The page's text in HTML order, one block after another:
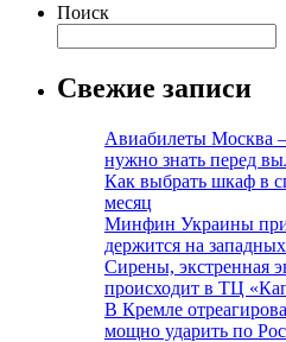
Поиск
Свежие записи
Авиабилеты Москва
нужно знать перед
Как выбрать шкаф в
месяц
Минфин Украины
держится на
Сирены, экстренная
происходит в ТЦ
В Кремле
мощно ударить по